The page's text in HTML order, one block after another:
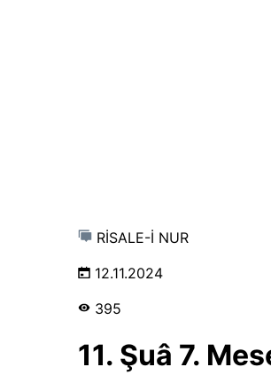
RİSALE-İ NUR
12.11.2024
395
11. Şuâ 7.